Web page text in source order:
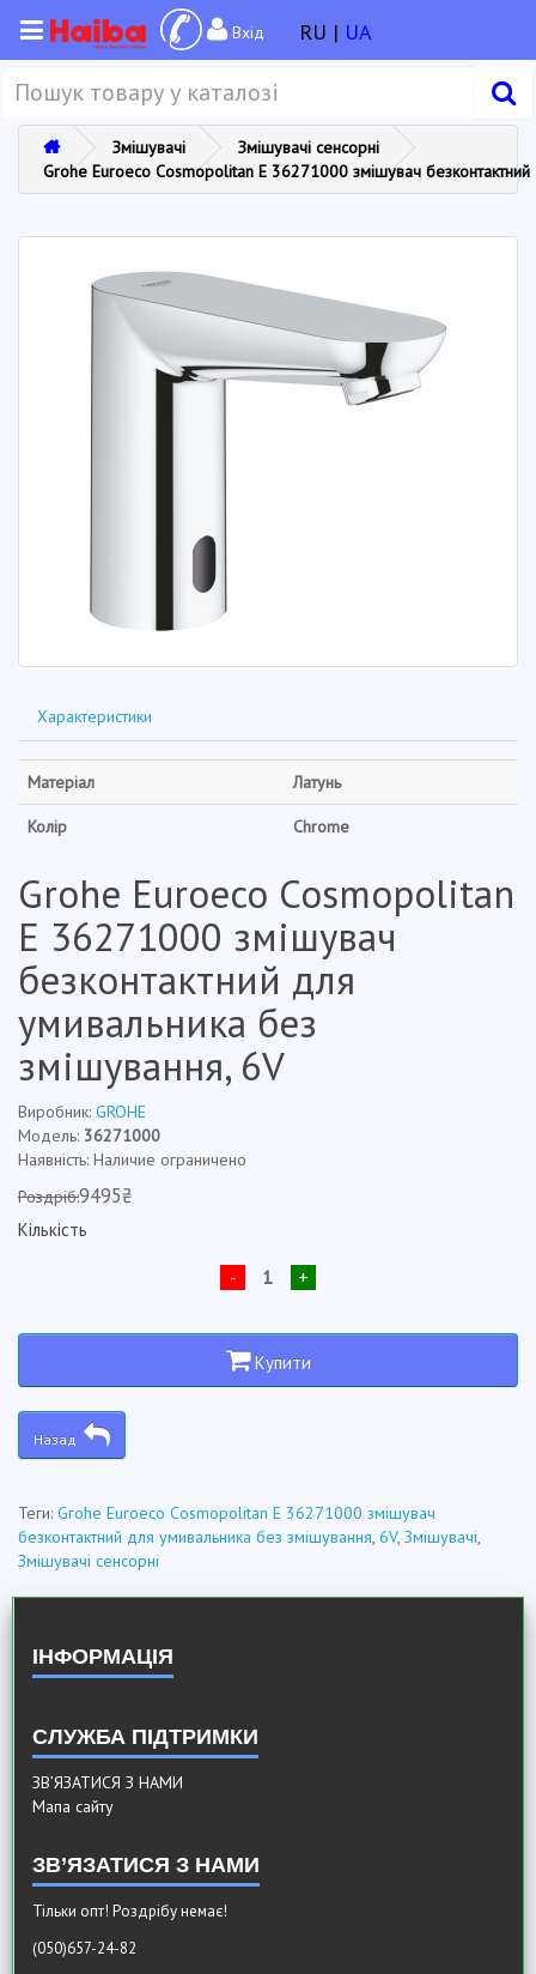
Вхід RU | UA
Змішувачі
Змішувачі сенсорні
Grohe Euroeco Cosmopolitan E 36271000 змішувач
Характеристики
Матеріал Латунь
Колір Chrome
Grohe Euroeco Cosmopolitan
E 36271000 змішувач
безконтактний для
умивальника без
змішування, 6V
Виробник: GROHE
Модель: 36271000
Наявність: Наличие ограничено
Роздріб:9495₴
Кількість
- +
Купити
Назад
Теги: Grohe Euroeco Cosmopolitan E 36271000 змішувач
безконтактний для умивальника без змішування, 6V, Змішувачі,
Змішувачі сенсорні
ІНФОРМАЦІЯ
СЛУЖБА ПІДТРИМКИ
ЗВ’ЯЗАТИСЯ З НАМИ
Мапа сайту
ЗВ’ЯЗАТИСЯ З НАМИ
Тільки опт! Роздрібу немає!
(050)657-24-82